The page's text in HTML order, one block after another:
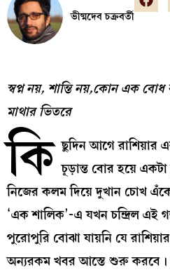
ভীষ্মদেব চক্রবর্তী
স্বপ্ন নয়, শান্তি নয়,কোন এক
মাথার ভিতরে
কি ছুদিন আগে রাশিয়ার
চূড়ান্ত বোর হয়ে
নিজের কলম দিয়ে দুখান চোখ
‘এক শালিক’-এ যখন চন্দ্রিল এই
পুরোপুরি বোঝা যায়নি যে
অন্যরকম খবর আস্তে শুরু করবে।